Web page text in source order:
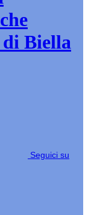
Biella
Seguici su